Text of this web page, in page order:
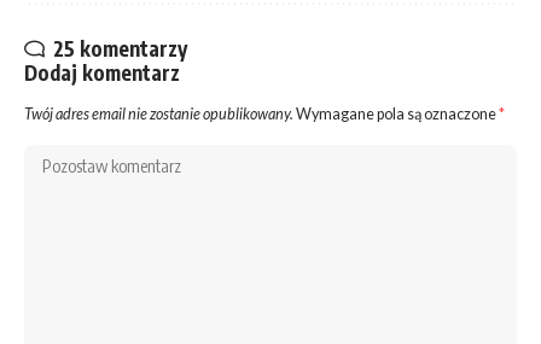
25 komentarzy
Dodaj komentarz
Twój adres email nie zostanie opublikowany. Wymagane pola są oznaczone*